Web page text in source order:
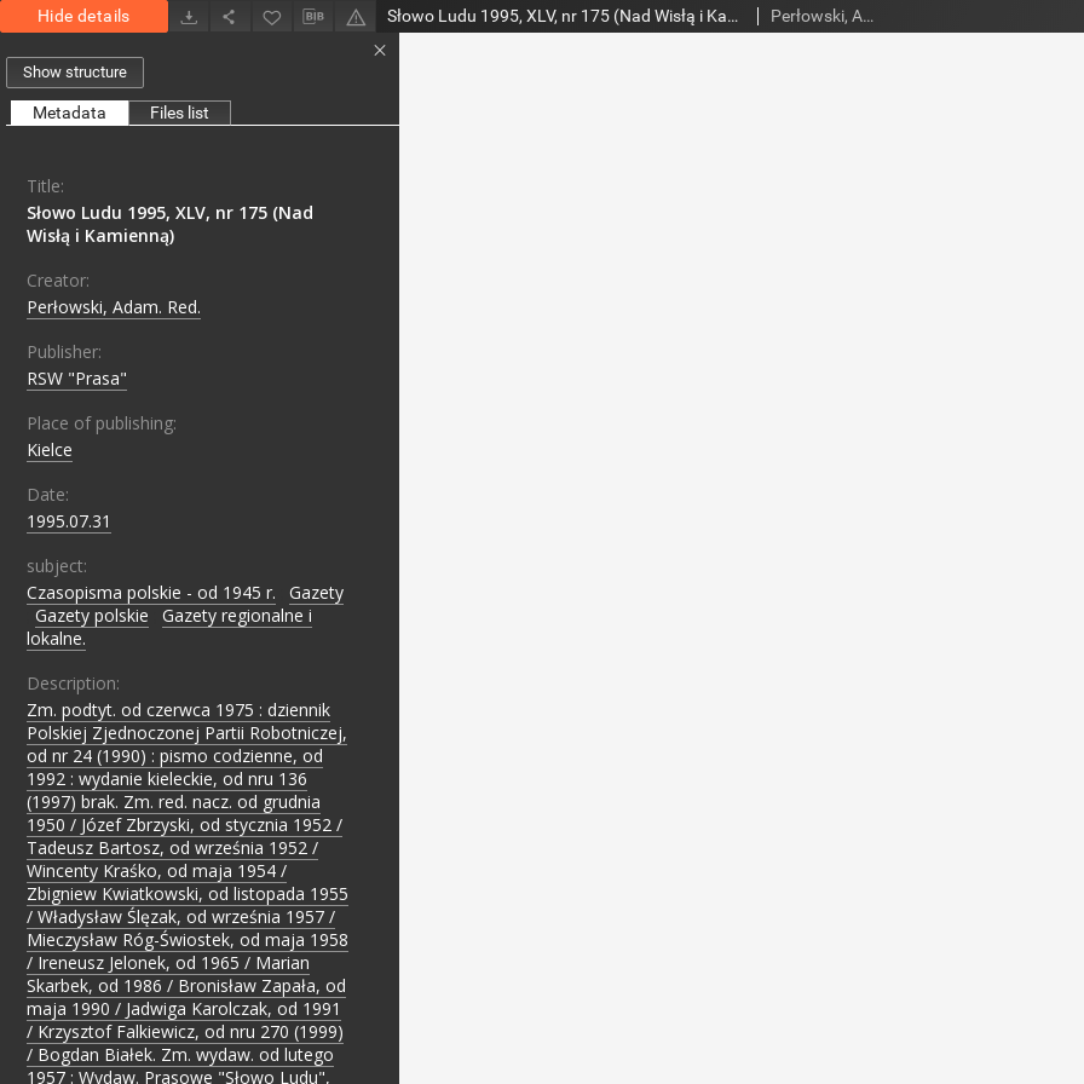
Hide details Słowo Ludu 1995, XLV, nr 175 (Nad Wisłą i Kamienną) Perłowski, Adam. Red.
Show structure
Metadata Files list
Title:
Słowo Ludu 1995, XLV, nr 175 (Nad
Wisłą i Kamienną)
Creator:
Perłowski, Adam. Red.
Publisher:
RSW "Prasa"
Place of publishing:
Kielce
Date:
1995.07.31
subject:
Czasopisma polskie - od 1945 r.
Gazety
Gazety polskie
Gazety regionalne i
lokalne.
Description:
Zm. podtyt. od czerwca 1975 : dziennik
Polskiej Zjednoczonej Partii Robotniczej,
od nr 24 (1990) : pismo codzienne, od
1992 : wydanie kieleckie, od nru 136
(1997) brak. Zm. red. nacz. od grudnia
1950 / Józef Zbrzyski, od stycznia 1952 /
Tadeusz Bartosz, od września 1952 /
Wincenty Kraśko, od maja 1954 /
Zbigniew Kwiatkowski, od listopada 1955
/ Władysław Ślęzak, od września 1957 /
Mieczysław Róg-Świostek, od maja 1958
/ Ireneusz Jelonek, od 1965 / Marian
Skarbek, od 1986 / Bronisław Zapała, od
maja 1990 / Jadwiga Karolczak, od 1991
/ Krzysztof Falkiewicz, od nru 270 (1999)
/ Bogdan Białek. Zm. wydaw. od lutego
1957 : Wydaw. Prasowe "Słowo Ludu",